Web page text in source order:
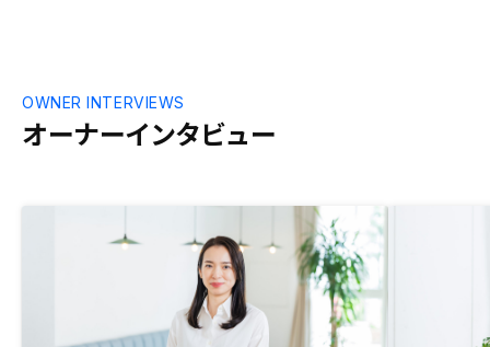
オーナーインタビュー
OWNER INTERVIEWS